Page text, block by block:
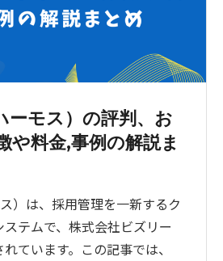
ーモス）の評判、お
や料金,事例の解説ま
）は、採用管理を一新するク
テムで、株式会社ビズリー
ています。この記事では、